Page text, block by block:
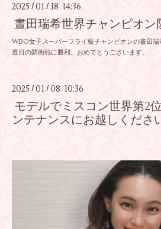
2025 / 01 / 18 14:36
晝田瑞希世界チャンピオン
WBO女子スーパーフライ級チャンピオンの晝田
度目の防衛戦に勝利。おめでとうございます。
2025 /01 /08 10:36
モデルでミスコン世界第2
ンテナンスにお越しくださ